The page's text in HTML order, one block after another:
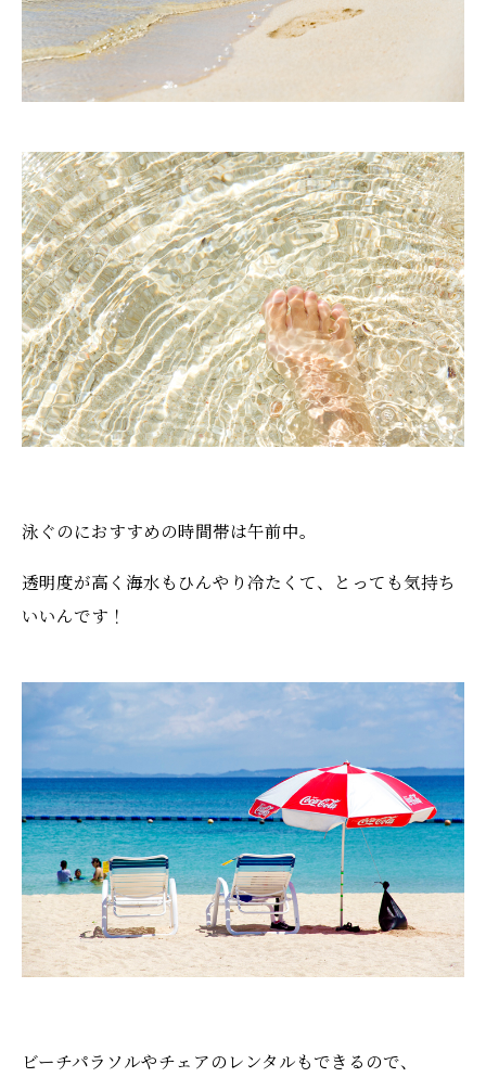
泳ぐのにおすすめの時間帯は午前中。
透明度が高く海水もひんやり冷たくて、とっても気持ち
いいんです！
ビーチパラソルやチェアのレンタルもできるので、